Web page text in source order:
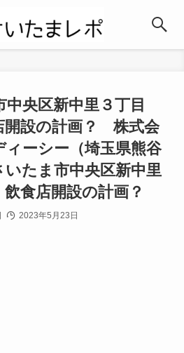
中央区新中里３丁目
開設の計画？ 株式会
ィーシー（埼玉県熊谷
いたま市中央区新中里
飲食店開設の計画？
2023年5月23日